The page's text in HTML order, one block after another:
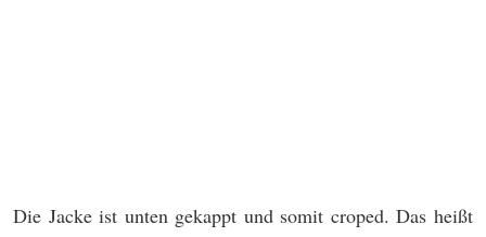
Die Jacke ist unten gekappt und somit croped. Das heißt